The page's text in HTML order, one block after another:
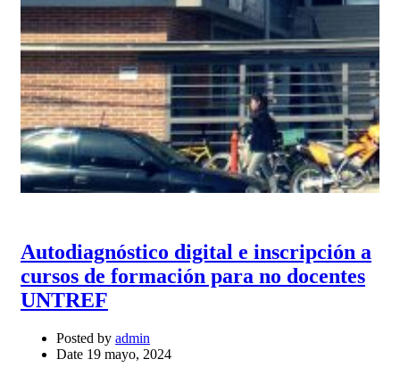
Autodiagnóstico digital e inscripción a
cursos de formación para no docentes
UNTREF
Posted by admin
Date 19 mayo, 2024